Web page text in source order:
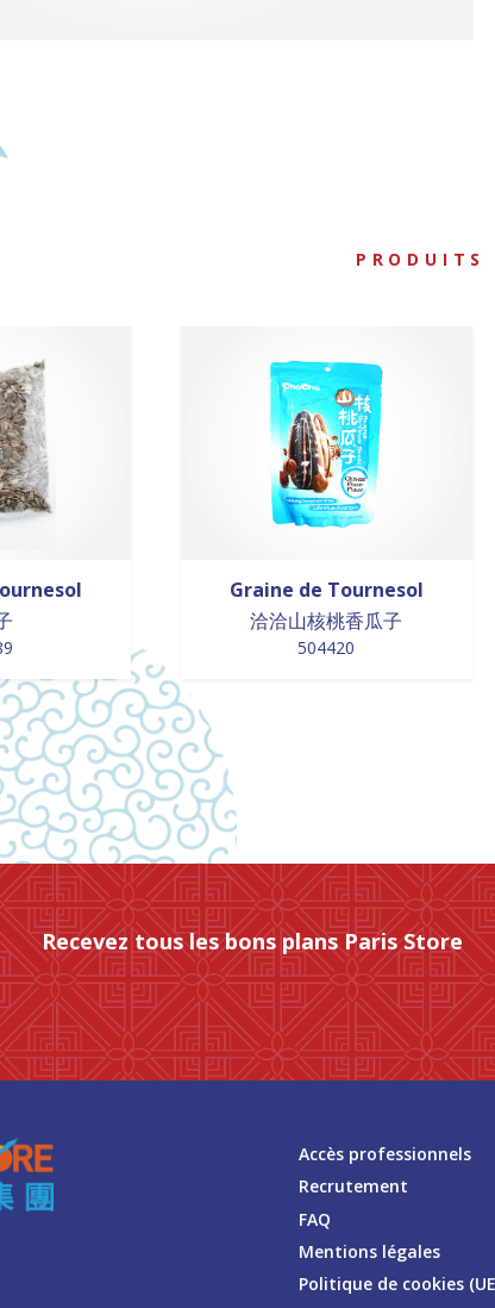
PRODUITS
Graine de Tournesol
洽洽山核桃香瓜子
504420
Recevez tous les bons plans Paris Store
Accès professionnels
Recrutement
FAQ
Mentions légales
Politique de cookies